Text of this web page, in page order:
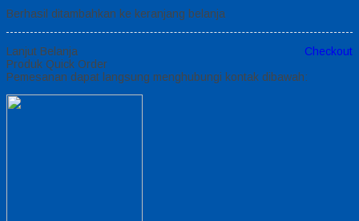
Berhasil ditambahkan ke keranjang belanja
Lanjut Belanja
Checkout
Produk Quick Order
Pemesanan dapat langsung menghubungi kontak dibawah: